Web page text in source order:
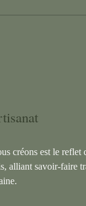
créons est le reflet
alliant savoir-faire